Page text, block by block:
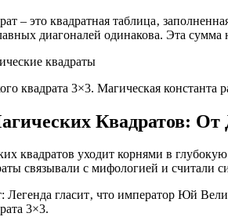
– это квадратная таблица‚
диагоналей одинакова. Эта
квадрата 3×3. Магическая константа
Квадратов: От
квадратов уходит корнями в
связывали с мифологией и считали
Легенда гласит‚ что император Юй
3×3.